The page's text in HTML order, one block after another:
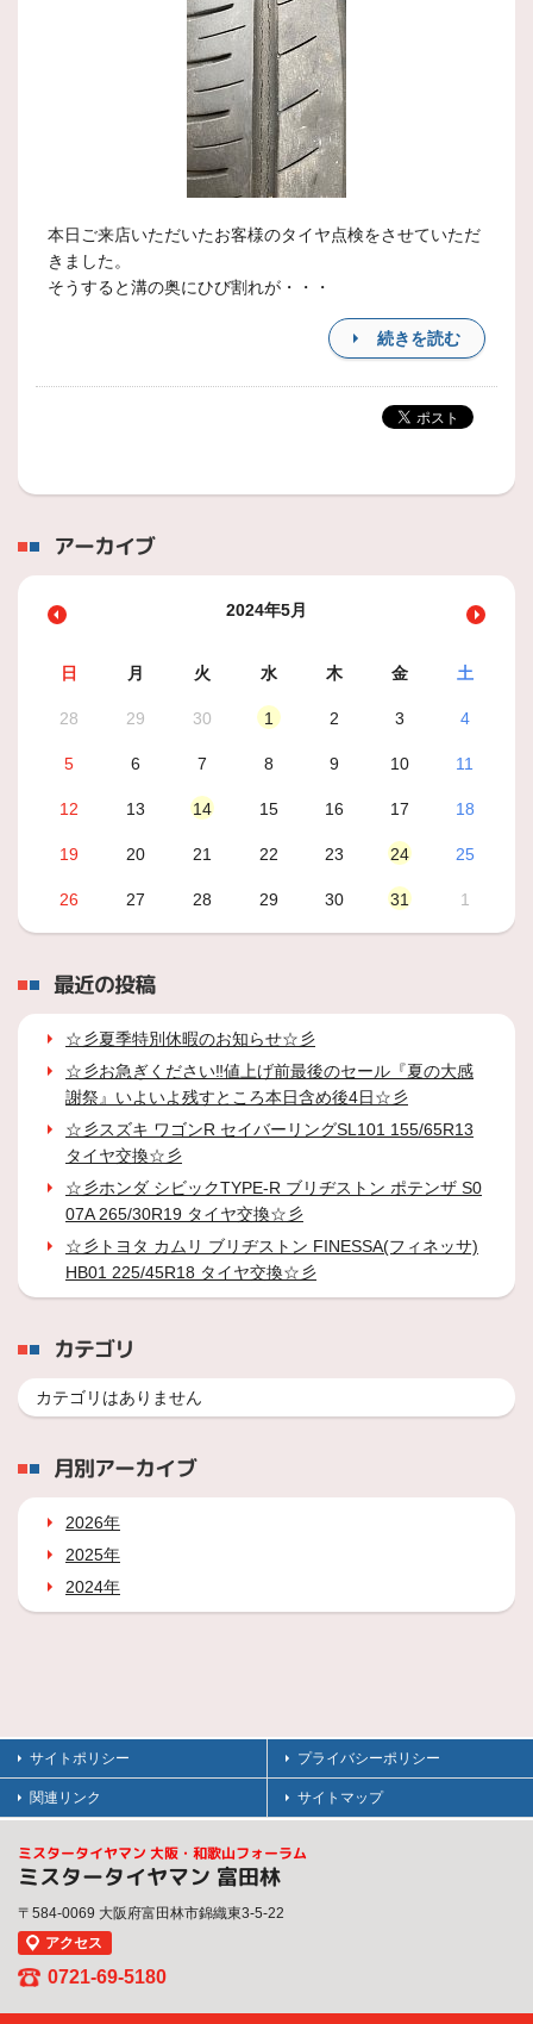
本日ご来店いただいたお客様のタイヤ点検をさせていただ
きました。
そうすると溝の奥にひび割れが・・・
続きを読む
アーカイブ
2024年5月
日 月 火 水 木 金 土
28 29 30 1 2 3 4
5 6 7 8 9 10 11
12 13 14 15 16 17 18
19 20 21 22 23 24 25
26 27 28 29 30 31 1
最近の投稿
☆彡夏季特別休暇のお知らせ☆彡
☆彡お急ぎください‼値上げ前最後のセール『夏の大感
謝祭』いよいよ残すところ本日含め後4日☆彡
☆彡スズキ ワゴンR セイバーリングSL101 155/65R13
タイヤ交換☆彡
☆彡ホンダ シビックTYPE-R ブリヂストン ポテンザ S0
07A 265/30R19 タイヤ交換☆彡
☆彡トヨタ カムリ ブリヂストン FINESSA(フィネッサ)
HB01 225/45R18 タイヤ交換☆彡
カテゴリ
カテゴリはありません
月別アーカイブ
2026年
2025年
2024年
サイトポリシー プライバシーポリシー
関連リンク サイトマップ
ミスタータイヤマン 大阪・和歌山フォーラム
ミスタータイヤマン 富田林
〒584-0069 大阪府富田林市錦織東3-5-22
アクセス
0721-69-5180